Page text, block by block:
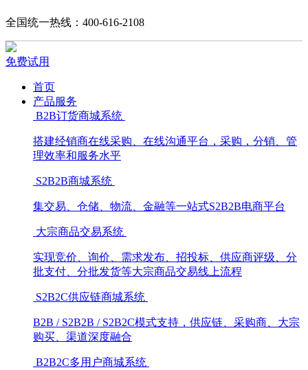
全国统一热线：400-616-2108
免费试用
首页
产品服务
B2B订货商城系统
搭建经销商在线采购、在线沟通平台，采购，分销、管
理效率和服务水平
S2B2B商城系统
集交易、仓储、物流、金融等一站式S2B2B电商平台
大宗商品交易系统
实现竞价、询价、需求发布、招投标、供应商评级、分
批支付、分批发货等大宗商品交易线上流程
S2B2C供应链商城系统
B2B / S2B2B / S2B2C模式支持，供应链、采购商、大宗
购买、渠道深度融合
B2B2C多用户商城系统